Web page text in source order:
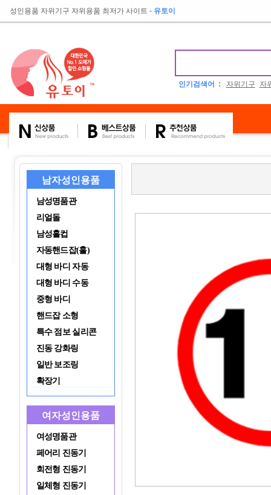
성인용품 자위기구 자위용품 최저가 사이트 - 유토이
인기검색어 : 자위기구 자
남자성인용품
남성명품관
리얼돌
남성홀컵
자동핸드잡(홀)
대형 바디 자동
대형 바디 수동
중형 바디
핸드잡 소형
특수 점보 실리콘
진동 강화링
일반 보조링
확장기
여자성인용품
여성명품관
페어리 진동기
회전형 진동기
일체형 진동기